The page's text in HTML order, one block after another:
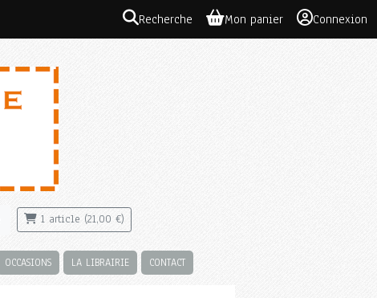
Recherche Mon panier Connexion
1 article (21,00 €)
OCCASIONS LA LIBRAIRIE CONTACT